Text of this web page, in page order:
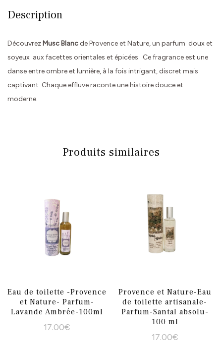
Description
Découvrez Musc Blancde Provence et Nature, un parfum doux et
soyeux aux facettes orientales et épicées. Ce fragrance est une
danse entre ombre et lumière, à la fois intrigant, discret mais
captivant. Chaque effluve raconte une histoire douce et
moderne.
Produits similaires
Eau de toilette -Provence
et Nature- Parfum-
Lavande Ambrée-100ml
17.00€
Provence et Nature-Eau
de toilette artisanale-
Parfum-Santal absolu-
100 ml
17.00€